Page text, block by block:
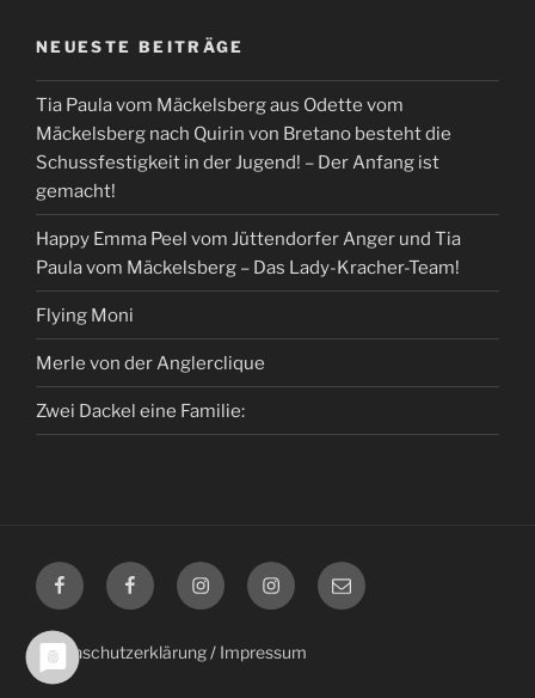
NEUESTE BEITRÄGE
Tia Paula vom Mäckelsberg aus Odette vom
Mäckelsberg nach Quirin von Bretano besteht die
Schussfestigkeit in der Jugend! – Der Anfang ist
gemacht!
Happy Emma Peel vom Jüttendorfer Anger und Tia
Paula vom Mäckelsberg – Das Lady-Kracher-Team!
Flying Moni
Merle von der Anglerclique
Zwei Dackel eine Familie:
Facebook
Timmermann
Facebook
Liebetrau
Instagram
Timmermann
Instagram
Liebetrau
E-
Mail
Datenschutzerklärung/ Impressum